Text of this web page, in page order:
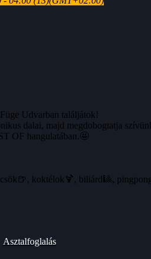
Udvarban találjátok!
dalai, majd megdobogtatja
OF hangulatában.🤩
koktélok🍹, biliárd🎱,
Asztalfoglalás